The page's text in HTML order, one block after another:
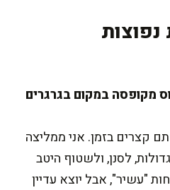
מקופסה במקום בגרגרים
קצרים בזמן. אני ממליצה
לסנן, ולשטוף היטב
"עשיר", אבל יוצא עדיין